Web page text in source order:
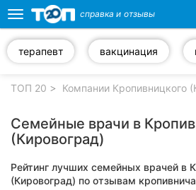
компании
рубрики:
Toggle
navigation
справка и отзывы
терапевт вакцинация
ТОП 20 Компании Кропивницкого
Семейные врачи в
(Кировоград)
Рейтинг лучших семейных врачей в
(Кировоград) по отзывам